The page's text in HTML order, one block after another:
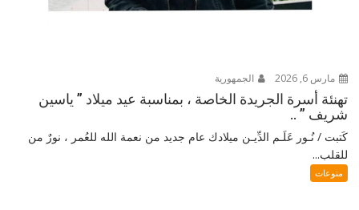
مارس 6, 2026 الجمهورية
تهنئة أسرة الجريدة الخاصة ، بمناسبة عيد ميلاد ” ياسين
شريف ” ..
كَتبت / نُـور عَلَـم الدِّيـن ميلادك عام جديد من نعمة الله للعُمر ، نورٌ من
للقلب...
منوعات